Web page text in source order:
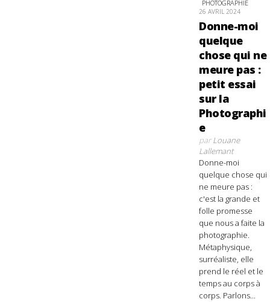
PHOTOGRAPHIE
26 AVRIL 2024
Donne-moi
quelque
chose qui ne
meure pas :
petit essai
sur la
Photographi
e
parLouane
Lallemant
Donne-moi
quelque chose qui
ne meure pas :
c'est la grande et
folle promesse
que nous a faite la
photographie.
Métaphysique,
surréaliste, elle
prend le réel et le
temps au corps à
corps. Parlons...